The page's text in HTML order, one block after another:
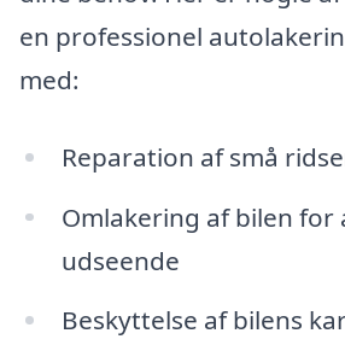
en professionel
med:
Reparation af små
Omlakering af bilen for
udseende
Beskyttelse af bilens